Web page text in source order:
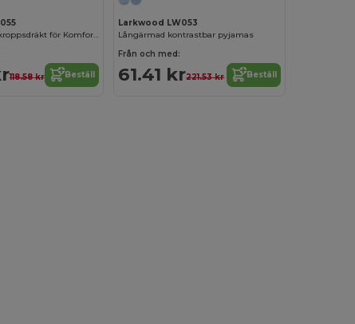
Larkwood Barnkroppsdräkt för Komfort och Lek
118.58 kr Beställ
Larkwood LW053
Långärmad kontrastbar pyjamas
Från och med:
61.41 kr221.53 kr Beställ